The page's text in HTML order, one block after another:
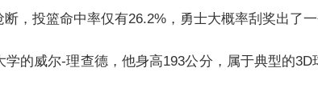
，投篮命中率仅有26.2%，勇士大概率刮奖出了一
的威尔-理查德，他身高193公分，属于典型的